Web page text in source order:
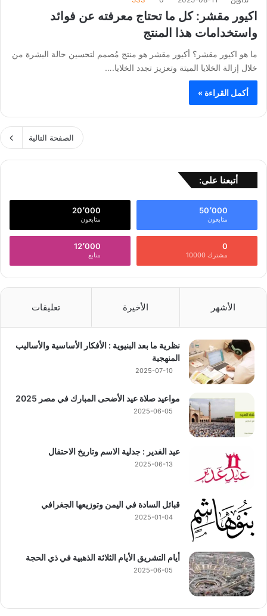
اكيور مقشر: كل ما تحتاج معرفته عن فوائد
واستخدامات هذا المنتج
ما هو اكيور مقشر؟ أكيور مقشر هو منتج مُصمم لتحسين حالة البشرة من
خلال إزالة الخلايا الميتة وتعزيز تجدد الخلايا.…
أكمل القراءة »
الصفحة التالية
أتبعنا على:
50٬000
متابعون
20٬000
متابعون
0
مشترك 10000
12٬000
متابع
الأشهر الأخيرة تعليقات
نظرية ما بعد البنيوية : الأفكار الأساسية والأساليب
المنهجية
2025-07-10
مواعيد صلاة عيد الأضحى المبارك في مصر 2025
2025-06-05
عيد الغدير : جدلية الاسم وتاريخ الاحتفال
2025-06-13
قبائل السادة في اليمن وتوزيعها الجغرافي
2025-01-04
أيام التشريق الأيام الثلاثة الذهبية في ذي الحجة
2025-06-05